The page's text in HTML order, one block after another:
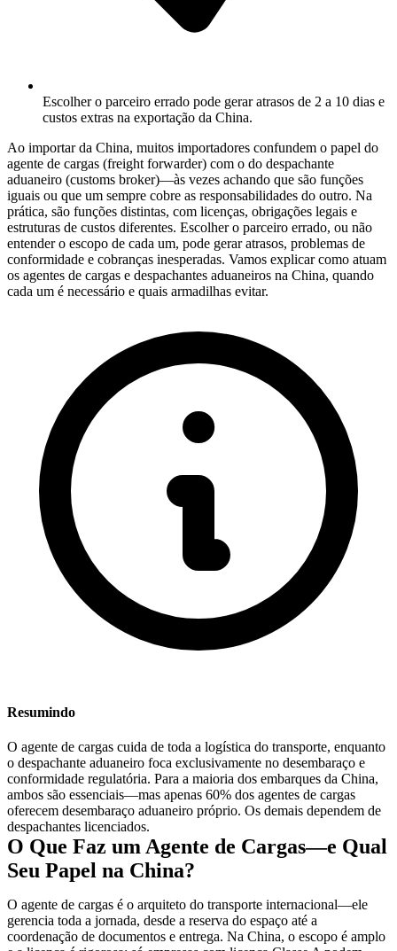
Escolher o parceiro errado pode gerar atrasos de 2 a 10 dias e
custos extras na exportação da China.
Ao importar da China, muitos importadores confundem o papel do
agente de cargas (freight forwarder) com o do despachante
aduaneiro (customs broker)—às vezes achando que são funções
iguais ou que um sempre cobre as responsabilidades do outro. Na
prática, são funções distintas, com licenças, obrigações legais e
estruturas de custos diferentes. Escolher o parceiro errado, ou não
entender o escopo de cada um, pode gerar atrasos, problemas de
conformidade e cobranças inesperadas. Vamos explicar como atuam
os agentes de cargas e despachantes aduaneiros na China, quando
cada um é necessário e quais armadilhas evitar.
Resumindo
O agente de cargas cuida de toda a logística do transporte, enquanto
o despachante aduaneiro foca exclusivamente no desembaraço e
conformidade regulatória. Para a maioria dos embarques da China,
ambos são essenciais—mas apenas 60% dos agentes de cargas
oferecem desembaraço aduaneiro próprio. Os demais dependem de
despachantes licenciados.
O Que Faz um Agente de Cargas—e Qual
Seu Papel na China?
O agente de cargas é o arquiteto do transporte internacional—ele
gerencia toda a jornada, desde a reserva do espaço até a
coordenação de documentos e entrega. Na China, o escopo é amplo